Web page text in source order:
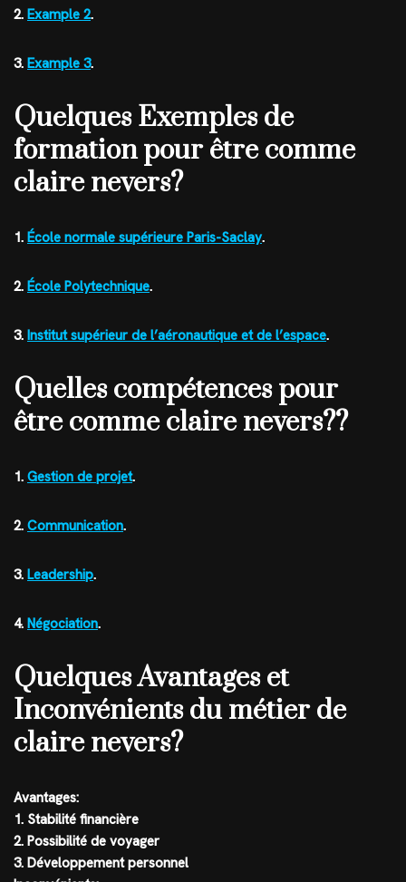
2. Example 2.
3. Example 3.
Quelques Exemples de
formation pour être comme
claire nevers?
1. École normale supérieure Paris-Saclay.
2. École Polytechnique.
3. Institut supérieur de l’aéronautique et de l’espace.
Quelles compétences pour
être comme claire nevers??
1. Gestion de projet.
2. Communication.
3. Leadership.
4. Négociation.
Quelques Avantages et
Inconvénients du métier de
claire nevers?
Avantages:
1. Stabilité financière
2. Possibilité de voyager
3. Développement personnel